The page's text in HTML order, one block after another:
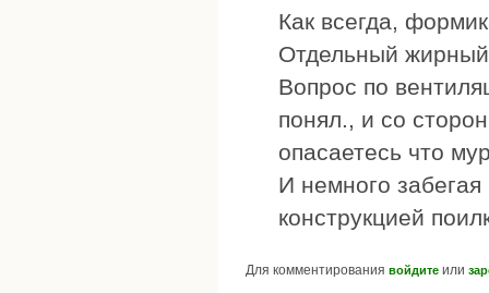
Как всегда,
Отдельный
Вопрос по
понял., и со
опасаетесь что
И немного
конструкцией
Для комментирования войдите или